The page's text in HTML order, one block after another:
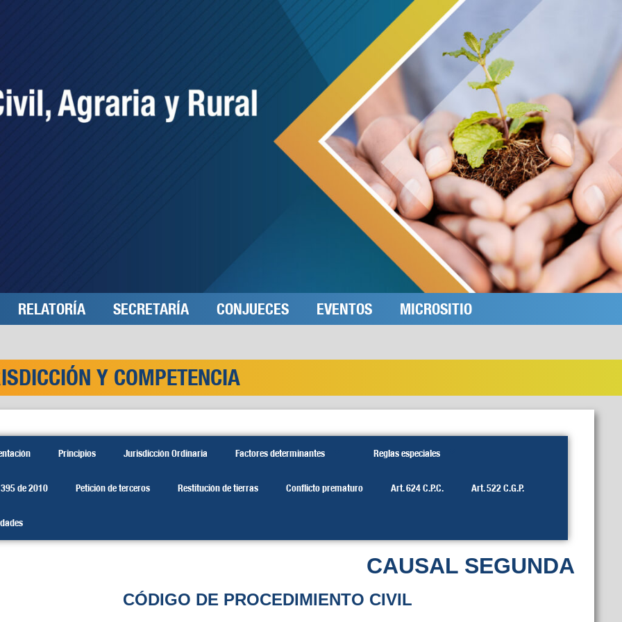
RELATORÍA SECRETARÍA CONJUECES EVENTOS MICROSITIO
Y COMPETENCIA
Principios Jurisdicción Ordinaria Factores determinantes Reglas especiales
de 2010 Petición de terceros Restitución de tierras Conflicto prematuro Art. 624 C.P.C. Art. 522 C.G.P.
CAUSAL SEGUNDA
CÓDIGO DE PROCEDIMIENTO CIVIL